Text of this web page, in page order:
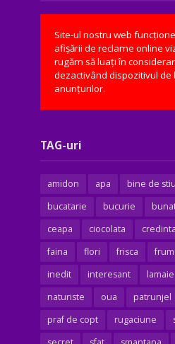
Site-ul nostru web
afișării de reclame online
rugăm să luați în
dezactivând dispozitivul de
anunțurilor.
TAG-uri
amidon apa bine de
bucatarie
bucurie
ceapa
ciocolata credinta
faina
flori frisca
inedit
interesant lamaie
naturiste
oua patrunjel
praf de copt
rugaciune